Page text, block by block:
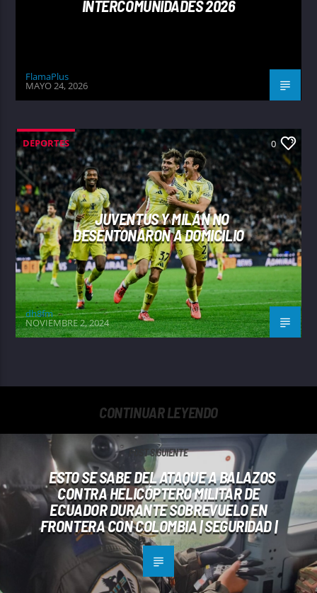
INTERCOMUNIDADES 2026
FlamaPlus
MAYO 24, 2026
DEPORTES 0
JUVENTUS Y MILÁN NO
DESENTONARON A DOMICILIO
dh8fm
NOVIEMBRE 2, 2024
CONTINUAR LEYENDO
POST SIGUIENTE
ESTO SE SABE DEL ATAQUE A BALAZOS
CONTRA HELICÓPTERO MILITAR DE
ECUADOR DURANTE SOBREVUELO EN
FRONTERA CON COLOMBIA | SEGURIDAD |